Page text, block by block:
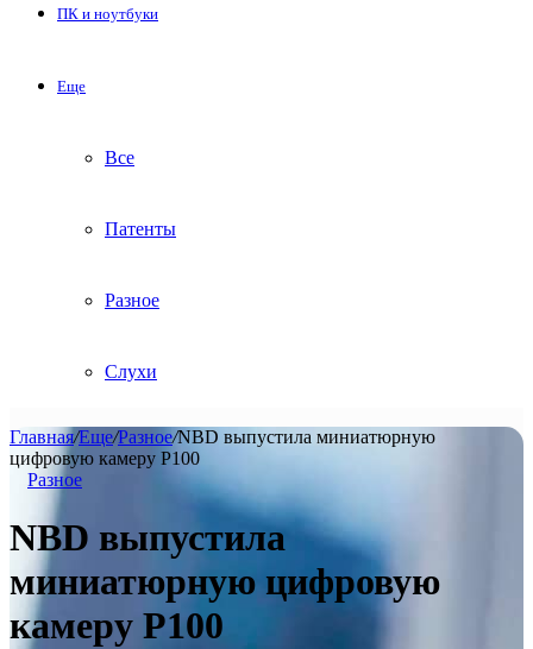
ПК и ноутбуки
Еще
Все
Патенты
Разное
Слухи
Главная/Еще/Разное/NBD выпустила миниатюрную
цифровую камеру P100
Разное
NBD выпустила
миниатюрную цифровую
камеру P100